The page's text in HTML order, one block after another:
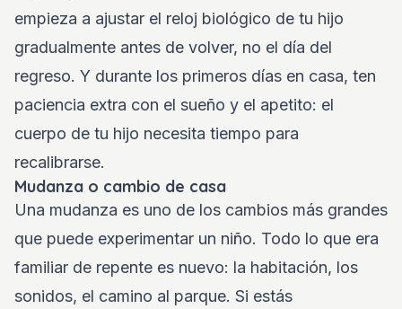
empieza a ajustar el reloj biológico de tu hijo
gradualmente antes de volver, no el día del
regreso. Y durante los primeros días en casa, ten
paciencia extra con el sueño y el apetito: el
cuerpo de tu hijo necesita tiempo para
recalibrarse.
Mudanza o cambio de casa
Una mudanza es uno de los cambios más grandes
que puede experimentar un niño. Todo lo que era
familiar de repente es nuevo: la habitación, los
sonidos, el camino al parque. Si estás